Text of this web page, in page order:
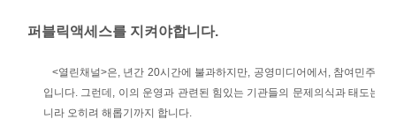
퍼블릭액세스를 지켜야합니다.
<열린채널>은, 년간 20시간에 불과하지만, 공영미디어에서, 참여민주주
입니다. 그런데, 이의 운영과 관련된 힘있는 기관들의 문제의식과 태도는
니라 오히려 해롭기까지 합니다.